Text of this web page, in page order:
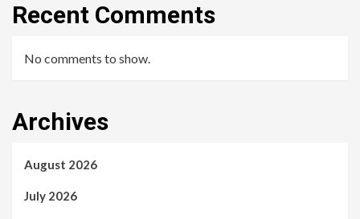
Recent Comments
No comments to show.
Archives
August 2026
July 2026